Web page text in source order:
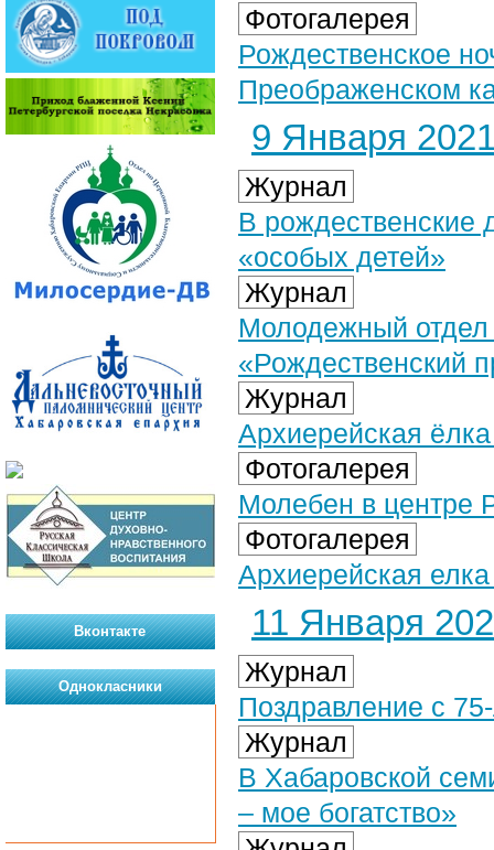
Фотогалерея
Рождественское
Преображенском
9 Января 2021
Журнал
В рождественские
«особых детей»
Журнал
Молодежный отдел
«Рождественский
Журнал
Архиерейская
Фотогалерея
Молебен в центре
Фотогалерея
Архиерейская
11 Января
Журнал
Поздравление с
Журнал
В Хабаровской
– мое богатство»
Вконтакте
Однокласники